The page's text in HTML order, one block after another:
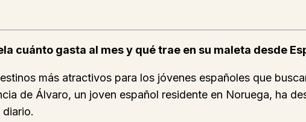
cuánto gasta al mes y qué trae en su maleta desde
más atractivos para los jóvenes españoles que
de Álvaro, un joven español residente en Noruega, ha